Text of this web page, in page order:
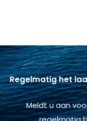
Regelmatig het
Meldt u aan